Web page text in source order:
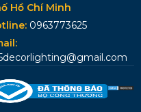
Hồ Chí Minh
0963773625